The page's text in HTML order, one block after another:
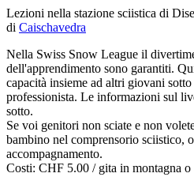
Lezioni nella stazione sciistica di
di Caischavedra
Nella Swiss Snow League il
dell'apprendimento sono garantiti.
capacità insieme ad altri giovani
professionista. Le informazioni sul
sotto.
Se voi genitori non sciate e non
bambino nel comprensorio sciistico,
accompagnamento.
Costi: CHF 5.00 / gita in montagna o